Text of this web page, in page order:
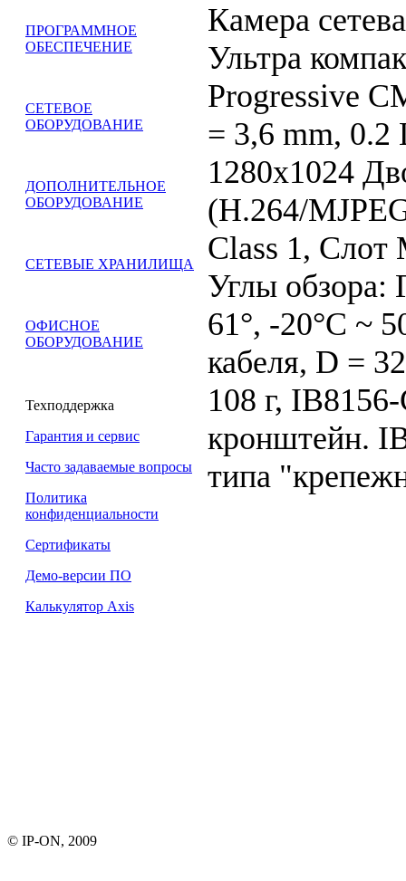
ПРОГРАММНОЕ
ОБЕСПЕЧЕНИЕ
СЕТЕВОЕ
ОБОРУДОВАНИЕ
ДОПОЛНИТЕЛЬНОЕ
ОБОРУДОВАНИЕ
СЕТЕВЫЕ ХРАНИЛИЩА
ОФИСНОЕ
ОБОРУДОВАНИЕ
Техподдержка
Гарантия и сервис
Часто задаваемые вопросы
Политика
конфиденциальности
Сертификаты
Демо-версии ПО
Калькулятор Axis
Камера
Ультра
Progressive
= 3,6 mm, 0.2
1280x1024
(H.264/
Class 1,
Углы обзора:
61°, -20°C ~
кабеля, D =
108 г,
кронштейн.
типа
© IP-ON, 2009